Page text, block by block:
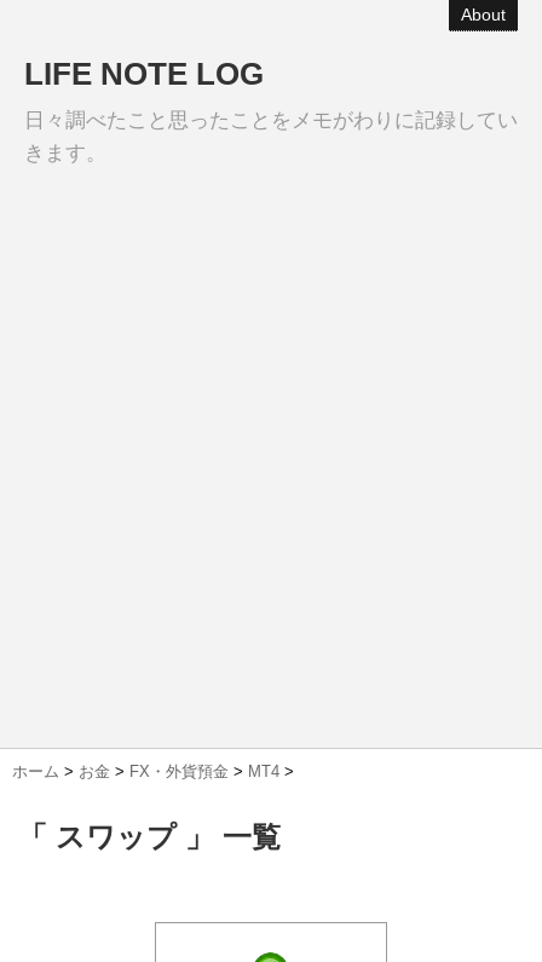
About
LIFE NOTE LOG
日々調べたこと思ったことをメモがわりに記録してい
きます。
ホーム > お金 > FX・外貨預金 > MT4 >
「 スワップ 」 一覧